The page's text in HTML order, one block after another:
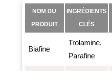
NOM DU
PRODUIT
INGRÉDIENTS
CLÉS
Biafine
Trolamine,
Parafine